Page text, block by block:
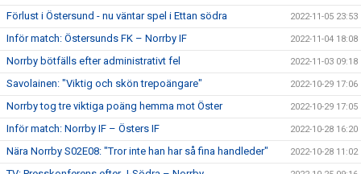
Förlust i Östersund - nu väntar spel i Ettan södra 2022-11-05 23:53
Inför match: Östersunds FK – Norrby IF 2022-11-04 18:08
Norrby bötfälls efter administrativt fel 2022-11-03 09:18
Savolainen: "Viktig och skön trepoängare" 2022-10-29 17:06
Norrby tog tre viktiga poäng hemma mot Öster 2022-10-29 17:05
Inför match: Norrby IF – Östers IF 2022-10-28 16:20
Nära Norrby S02E08: "Tror inte han har så fina handleder" 2022-10-28 11:02